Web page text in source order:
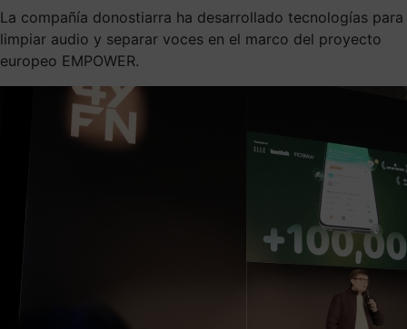
La compañía donostiarra ha desarrollado tecnologías para
limpiar audio y separar voces en el marco del proyecto
europeo EMPOWER.